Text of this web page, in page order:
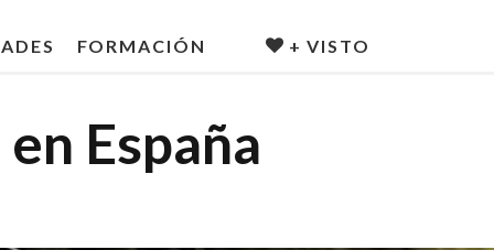
FORMACIÓN + VISTO
España